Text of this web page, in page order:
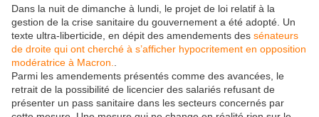
Dans la nuit de dimanche à lundi, le projet de loi relatif à la
gestion de la crise sanitaire du gouvernement a été adopté. Un
texte ultra-liberticide, en dépit des amendements des sénateurs
de droite qui ont cherché à s’afficher hypocritement en opposition
modératrice à Macron.
Parmi les amendements présentés comme des avancées, le
retrait de la possibilité de licencier des salariés refusant de
présenter un pass sanitaire dans les secteurs concernés par